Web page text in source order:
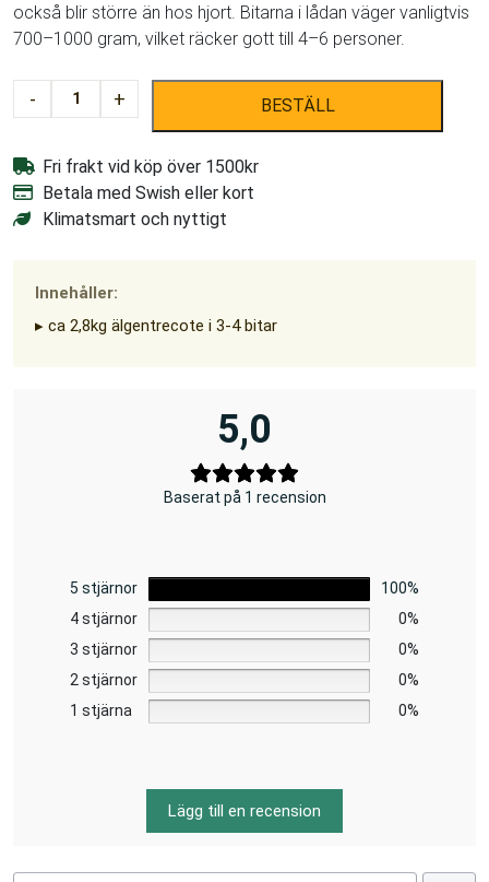
också blir större än hos hjort. Bitarna i lådan väger vanligtvis
700–1000 gram, vilket räcker gott till 4–6 personer.
-
Älgentrecote
2,8kg
+ BESTÄLL
Fri frakt vid köp över 1500kr
Betala med Swish eller kort
Klimatsmart och nyttigt
Innehåller:
▸ ca 2,8kg älgentrecote i 3-4 bitar
5,0
Baserat på 1 recension
5 stjärnor
100%
4 stjärnor
0%
3 stjärnor
0%
2 stjärnor
0%
1 stjärna
0%
Lägg till en recension